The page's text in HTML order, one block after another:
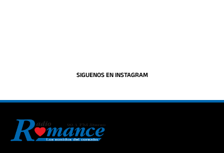
SIGUENOS EN INSTAGRAM